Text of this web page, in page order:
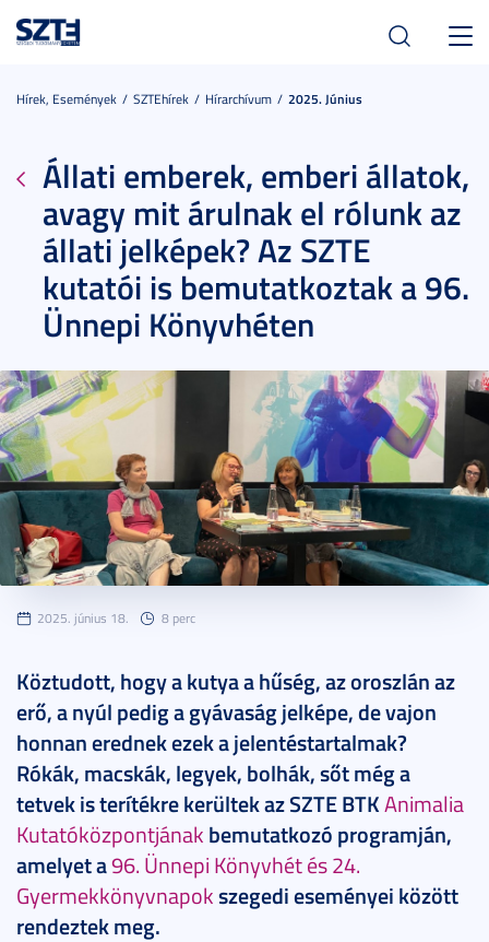
Hírek, Események SZTEhírek Hírarchívum 2025. Június
Állati emberek, emberi állatok,
avagy mit árulnak el rólunk az
állati jelképek? Az SZTE
kutatói is bemutatkoztak a 96.
Ünnepi Könyvhéten
2025. június 18. 8 perc
Köztudott, hogy a kutya a hűség, az oroszlán az
erő, a nyúl pedig a gyávaság jelképe, de vajon
honnan erednek ezek a jelentéstartalmak?
Rókák, macskák, legyek, bolhák, sőt még a
tetvek is terítékre kerültek az SZTE BTKAnimalia
Kutatóközpontjának bemutatkozó programján,
amelyet a96. Ünnepi Könyvhét és 24.
Gyermekkönyvnapokszegedi eseményei között
rendeztek meg.